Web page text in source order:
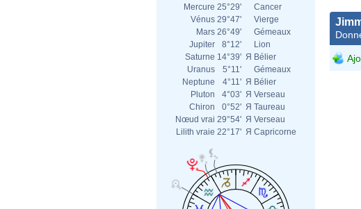
Mercure 25°29'
Cancer
Vénus 29°47'
Vierge
Mars 26°49'
Gémeaux
Jupiter
8°12'
Lion
Saturne 14°39' Я Bélier
Uranus
5°11'
Gémeaux
Neptune
4°11' Я Bélier
Pluton
4°03' Я Verseau
Chiron
0°52' Я Taureau
Nœud vrai 29°54' Я Verseau
Lilith vraie 22°17' Я Capricorne